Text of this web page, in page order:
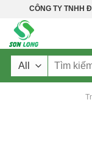
content
CÔNG TY TNHH
Tìm